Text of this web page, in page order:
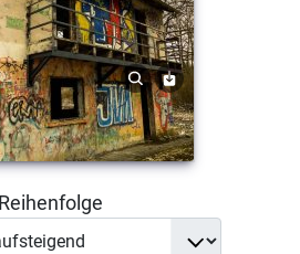
Reihenfolge